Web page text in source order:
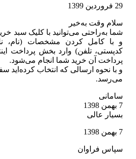
سلام وقت به‌خیر
شما به‌راحتی می‌توانید با کلیک سبد
و با کامل کردن مشخصات (نام،
کدپستی، تلفن) وارد بخش پرداخت
پرداخت آن خرید شما انجام می‌شود.
و با نحوه ارسالی که انتخاب کرده‌اید
می‌رسد.
سامانی
بسیار عالی
سپاس فراوان